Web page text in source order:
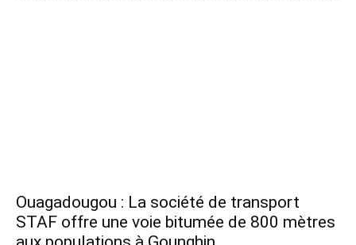
Ouagadougou : La société de transport
STAF offre une voie bitumée de 800 mètres